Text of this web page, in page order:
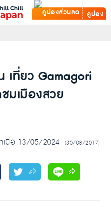
คูปอง
ที่ยว Gamagori
มเมืองสวย
เมื่อ 13/05/2024 (30/08/2017)